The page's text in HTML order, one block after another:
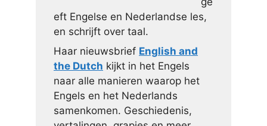
eft Engelse en Nederlandse les,
en schrijft over taal.
Haar nieuwsbrief English and
the Dutch kijkt in het Engels
naar alle manieren waarop het
Engels en het Nederlands
samenkomen. Geschiedenis,